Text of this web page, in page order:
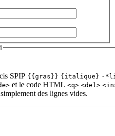
SPIP {{gras}} {italique} -
et le code HTML <q> <del>
des lignes vides.